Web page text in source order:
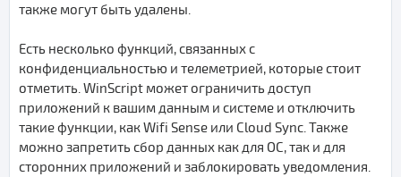
также могут быть удалены.
Есть несколько функций, связанных с
конфиденциальностью и телеметрией, которые стоит
отметить. WinScript может ограничить доступ
приложений к вашим данным и системе и отключить
такие функции, как Wifi Sense или Cloud Sync. Также
можно запретить сбор данных как для ОС, так и для
сторонних приложений и заблокировать уведомления.